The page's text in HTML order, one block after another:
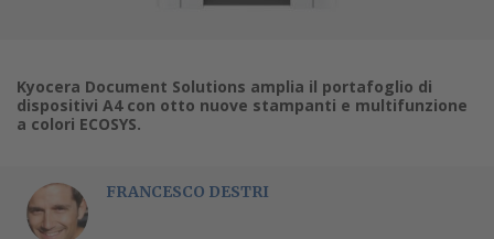
Kyocera Document Solutions amplia il portafoglio di
dispositivi A4 con otto nuove stampanti e multifunzione
a colori ECOSYS.
FRANCESCO DESTRI